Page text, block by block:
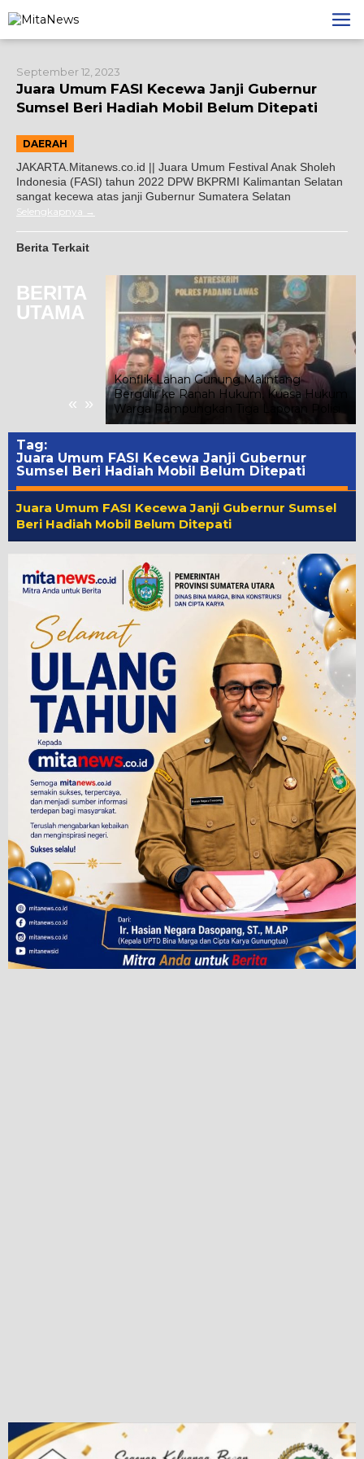
ke
konten
September 12, 2023
Juara Umum FASI Kecewa Janji Gubernur
Sumsel Beri Hadiah Mobil Belum Ditepati
DAERAH
JAKARTA.Mitanews.co.id || Juara Umum Festival Anak Sholeh
Indonesia (FASI) tahun 2022 DPW BKPRMI Kalimantan Selatan
sangat kecewa atas janji Gubernur Sumatera Selatan
Selengkapnya
Berita Terkait
BERITA
UTAMA
« »
Konflik Lahan Gunung Malintang
Bergulir ke Ranah Hukum, Kuasa Hukum
Warga Rampungkan Tiga Laporan Polisi
Tag:
Juara Umum FASI Kecewa Janji Gubernur
Sumsel Beri Hadiah Mobil Belum Ditepati
Juara Umum FASI Kecewa Janji Gubernur Sumsel
Beri Hadiah Mobil Belum Ditepati